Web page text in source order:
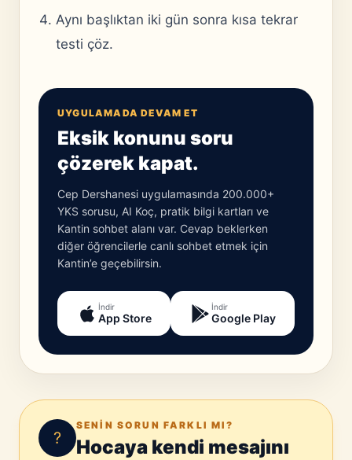
Aynı başlıktan iki gün sonra kısa tekrar
testi çöz.
UYGULAMADA DEVAM ET
Eksik konunu soru
çözerek kapat.
Cep Dershanesi uygulamasında 200.000+
YKS sorusu, AI Koç, pratik bilgi kartları ve
Kantin sohbet alanı var. Cevap beklerken
diğer öğrencilerle canlı sohbet etmek için
Kantin’e geçebilirsin.
İndir
App Store
İndir
Google Play
?
SENIN SORUN FARKLI MI?
Hocaya kendi mesajını